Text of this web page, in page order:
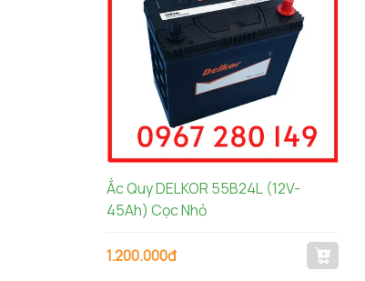
Ắc Quy DELKOR 55B24L (12V-
45Ah) Cọc Nhỏ
1.200.000đ